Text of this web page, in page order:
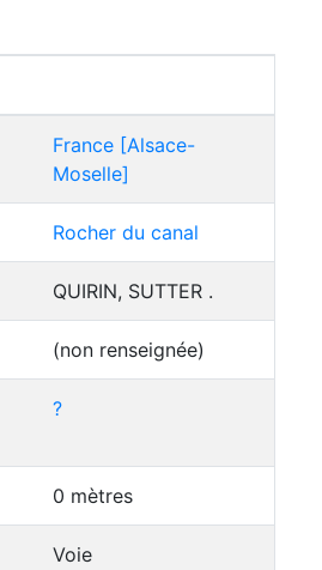
France [Alsace-
Moselle]
Rocher du canal
QUIRIN, SUTTER .
(non renseignée)
?
0 mètres
Voie